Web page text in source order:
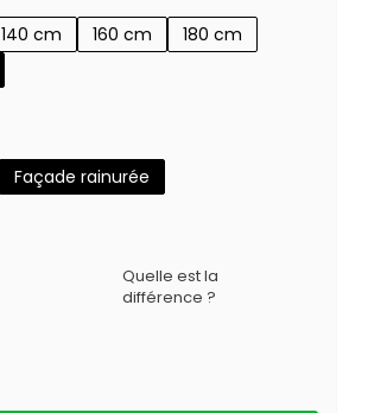
140 cm 160 cm
180 cm
Façade rainurée
Quelle est la
différence ?